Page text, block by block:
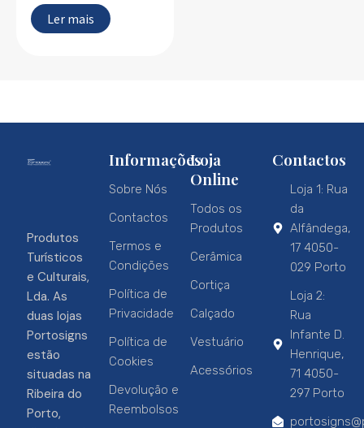
Ler mais
Produtos
Turísticos
e Culturais,
Lda. As
duas lojas
Portosigns
estão
situadas na
Ribeira do
Porto,
Informações
Sobre Nós
Contactos
Termos e
Condições
Política de
Privacidade
Política de
Cookies
Devolução e
Reembolsos
Loja
Online
Todos os
Produtos
Cerâmica
Cortiça
Calçado
Vestuário
Acessórios
Contactos
Loja 1: Rua
da
Alfândega,
17 4050-
029 Porto
Loja 2:
Rua
Infante D.
Henrique,
71 4050-
297 Porto